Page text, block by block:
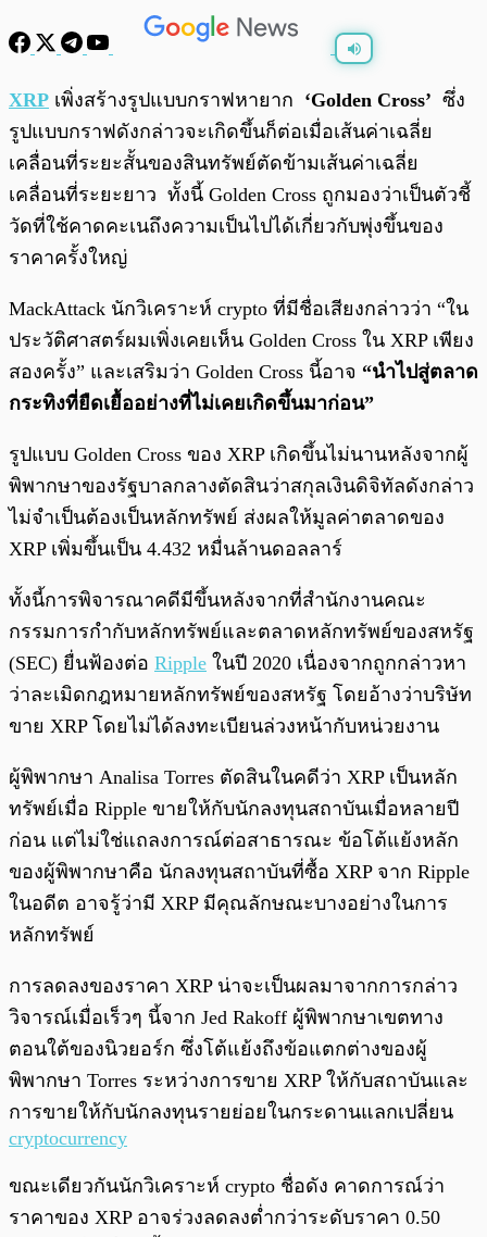
พร้อมเล่น
XRP เพิ่งสร้างรูปแบบกราฟหายาก ‘Golden Cross’ ซึ่ง
รูปแบบกราฟดังกล่าวจะเกิดขึ้นก็ต่อเมื่อเส้นค่าเฉลี่ย
เคลื่อนที่ระยะสั้นของสินทรัพย์ตัดข้ามเส้นค่าเฉลี่ย
เคลื่อนที่ระยะยาว ทั้งนี้ Golden Cross ถูกมองว่าเป็นตัวชี้
วัดที่ใช้คาดคะเนถึงความเป็นไปได้เกี่ยวกับพุ่งขึ้นของ
ราคาครั้งใหญ่
MackAttack นักวิเคราะห์ crypto ที่มีชื่อเสียงกล่าวว่า “ใน
ประวัติศาสตร์ผมเพิ่งเคยเห็น Golden Cross ใน XRP เพียง
สองครั้ง” และเสริมว่า Golden Cross นี้อาจ “นำไปสู่ตลาด
กระทิงที่ยืดเยื้ออย่างที่ไม่เคยเกิดขึ้นมาก่อน”
รูปแบบ Golden Cross ของ XRP เกิดขึ้นไม่นานหลังจากผู้
พิพากษาของรัฐบาลกลางตัดสินว่าสกุลเงินดิจิทัลดังกล่าว
ไม่จำเป็นต้องเป็นหลักทรัพย์ ส่งผลให้มูลค่าตลาดของ
XRP เพิ่มขึ้นเป็น 4.432 หมื่นล้านดอลลาร์
ทั้งนี้การพิจารณาคดีมีขึ้นหลังจากที่สำนักงานคณะ
กรรมการกำกับหลักทรัพย์และตลาดหลักทรัพย์ของสหรัฐ
(SEC) ยื่นฟ้องต่อ Ripple ในปี 2020 เนื่องจากถูกกล่าวหา
ว่าละเมิดกฎหมายหลักทรัพย์ของสหรัฐ โดยอ้างว่าบริษัท
ขาย XRP โดยไม่ได้ลงทะเบียนล่วงหน้ากับหน่วยงาน
ผู้พิพากษา Analisa Torres ตัดสินในคดีว่า XRP เป็นหลัก
ทรัพย์เมื่อ Ripple ขายให้กับนักลงทุนสถาบันเมื่อหลายปี
ก่อน แต่ไม่ใช่แถลงการณ์ต่อสาธารณะ ข้อโต้แย้งหลัก
ของผู้พิพากษาคือ นักลงทุนสถาบันที่ซื้อ XRP จาก Ripple
ในอดีต อาจรู้ว่ามี XRP มีคุณลักษณะบางอย่างในการ
หลักทรัพย์
การลดลงของราคา XRP น่าจะเป็นผลมาจากการกล่าว
วิจารณ์เมื่อเร็วๆ นี้จาก Jed Rakoff ผู้พิพากษาเขตทาง
ตอนใต้ของนิวยอร์ก ซึ่งโต้แย้งถึงข้อแตกต่างของผู้
พิพากษา Torres ระหว่างการขาย XRP ให้กับสถาบันและ
การขายให้กับนักลงทุนรายย่อยในกระดานแลกเปลี่ยน
cryptocurrency
ขณะเดียวกันนักวิเคราะห์ crypto ชื่อดัง คาดการณ์ว่า
ราคาของ XRP อาจร่วงลดลงต่ำกว่าระดับราคา 0.50